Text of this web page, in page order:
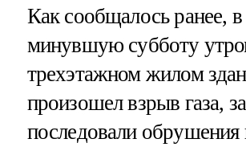
Как сообщалось ранее, в
минувшую субботу
трехэтажном жилом
произошел взрыв газа,
последовали